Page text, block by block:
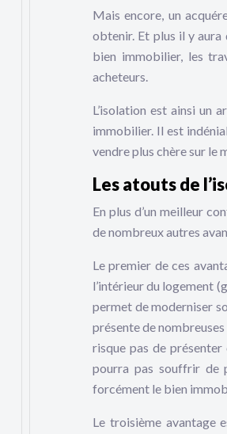
Mais encore, un
obtenir. Et plus il y aura
bien immobilier, les
acheteurs.
L’isolation est ainsi un
immobilier. Il est
vendre plus chère sur le
Les atouts de
En plus d’un meilleur
de nombreux autres
Le premier de ces
l’intérieur du logement
permet de moderniser
présente de
risque pas de
pourra pas souffrir de
forcément le bien
Le troisième avantage